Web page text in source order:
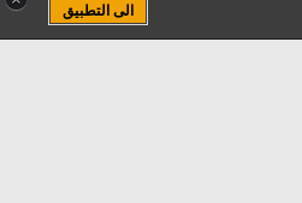
الى التطبيق